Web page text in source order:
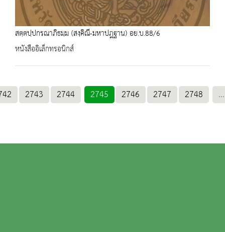
สตฺตปฺปกรณาภิธมฺม (สงฺคิณี-มหาปฎฐาน) อย.บ.88/6
หนังสืออิเล็กทรอนิกส์
2743 2744 2745 2746 2747 2748 ...